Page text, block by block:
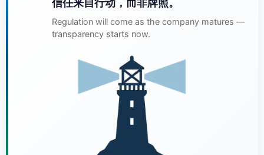
信任来自行动，而非牌照。
Regulation will come as the company matures —
transparency starts now.